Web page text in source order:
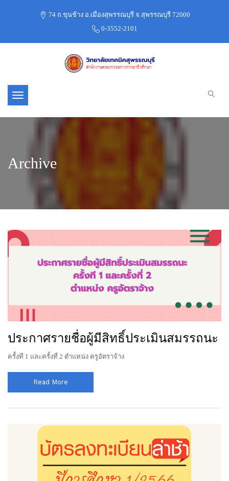
74 ถ.ขุนช้าง อ.เมืองสุพรรณบุรี จ.สุพรรณบุรี 72000
0-3552-2101
Toggle navigation
Archive
ประกาศรายชื่อผู้มีสิทธิ์ประเมินสมรรถนะ
ครั้งที 1 และครั้งที่ 2 ตำแหน่ง ครูอัตราจ้าง
Read More